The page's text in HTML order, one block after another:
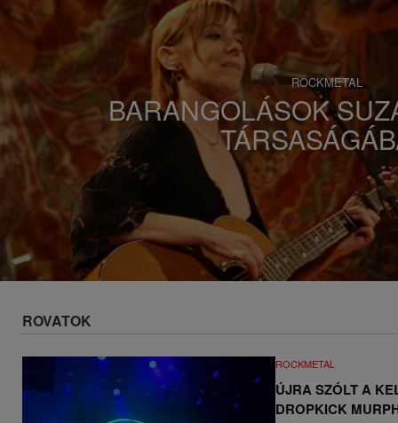
s
ROCKMETAL
BARANGOLÁSOK
ROVATOK
ROCKMETAL
ÚJRA SZÓLT A
DROPKICK